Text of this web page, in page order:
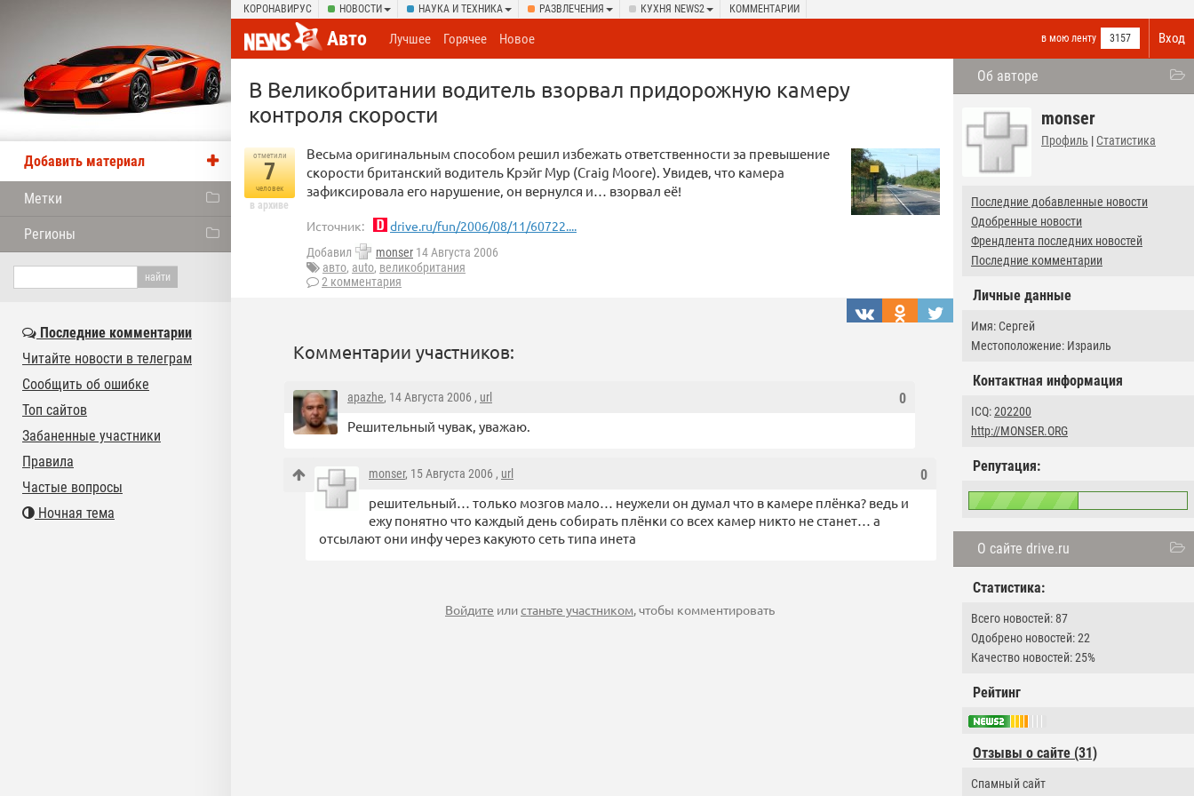
КОРОНАВИРУС НОВОСТИ НАУКА И ТЕХНИКА РАЗВЛЕЧЕНИЯ КУХНЯ NEWS2 КОММЕНТАРИИ
Вход
Авто в мою ленту 3157
Лучшее Горячее Новое
Об авторе
monser
Профиль | Статистика
Последние добавленные новости
Одобренные новости
Френдлента последних новостей
Последние комментарии
Личные данные
Имя: Сергей
Местоположение: Израиль
Контактная информация
ICQ:202200
http://MONSER.ORG
Репутация:
О сайте drive.ru
Статистика:
Всего новостей: 87
Одобрено новостей: 22
Качество новостей: 25%
Рейтинг
Отзывы о сайте (31)
Спамный сайт
В Великобритании водитель взорвал придорожную камеру
контроля скорости
отметили
7
человек
в архиве
Весьма оригинальным способом решил избежать ответственности за превышение
скорости британский водитель Крэйг Мур (Craig Moore). Увидев, что камера
зафиксировала его нарушение, он вернулся и… взорвал её!
Источник: drive.ru/fun/2006/08/11/60722....
Добавил monser 14 Августа 2006
авто, auto, великобритания
2 комментария
Комментарии участников:
0
apazhe, 14 Августа 2006 , url
Решительный чувак, уважаю.
0
monser, 15 Августа 2006 , url
решительный… только мозгов мало… неужели он думал что в камере плёнка? ведь и
ежу понятно что каждый день собирать плёнки со всех камер никто не станет… а
отсылают они инфу через какуюто сеть типа инета
Войдите илистаньте участником, чтобы комментировать
Добавить материал
Метки
Регионы
Последние комментарии
Читайте новости в телеграм
Сообщить об ошибке
Топ сайтов
Забаненные участники
Правила
Частые вопросы
Ночная тема